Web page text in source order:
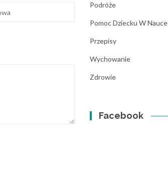
Podróże
Pomoc Dziecku W Nauce
Przepisy
Wychowanie
Zdrowie
Facebook